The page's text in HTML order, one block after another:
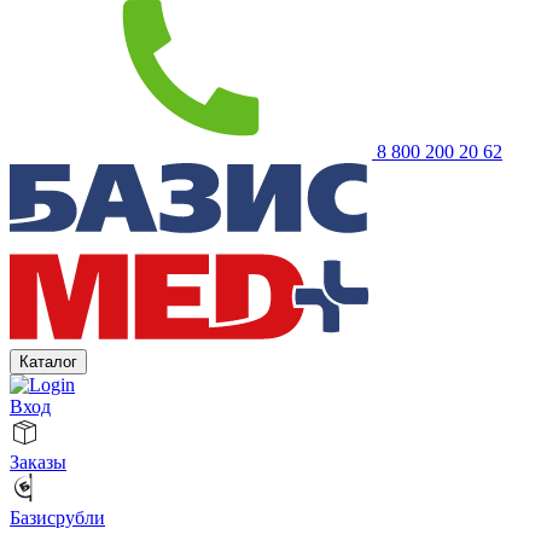
8 800 200 20 62
Каталог
Вход
Заказы
Базисрубли